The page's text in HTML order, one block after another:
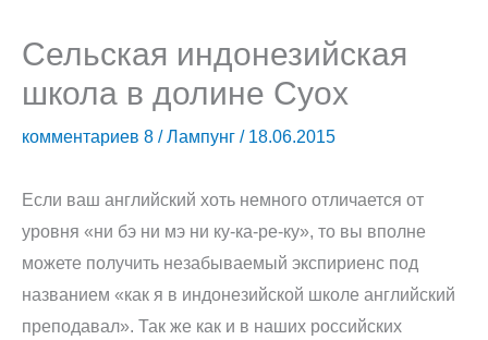
Сельская индонезийская
школа в долине Суох
комментариев 8 /Лампунг / 18.06.2015
Если ваш английский хоть немного отличается от
уровня «ни бэ ни мэ ни ку-ка-ре-ку», то вы вполне
можете получить незабываемый экспириенс под
названием «как я в индонезийской школе английский
преподавал». Так же как и в наших российских